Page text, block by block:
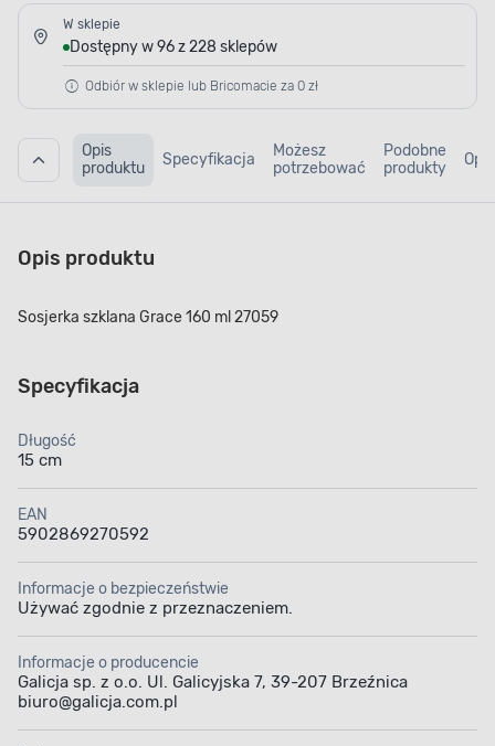
W sklepie
Dostępny w 96 z 228 sklepów
Odbiór w sklepie lub Bricomacie za 0 zł
Opis
produktu
Specyfikacja
Możesz
potrzebować
Podobne
produkty
Opis produktu
Sosjerka szklana Grace 160 ml 27059
Specyfikacja
Długość
15 cm
EAN
5902869270592
Informacje o bezpieczeństwie
Używać zgodnie z przeznaczeniem.
Informacje o producencie
Galicja sp. z o.o. Ul. Galicyjska 7, 39-207 Brzeźnica
biuro@galicja.com.pl